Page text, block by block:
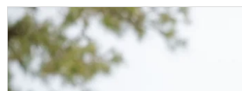
foo